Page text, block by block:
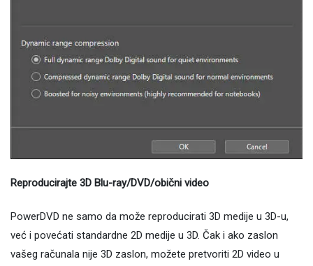
Reproducirajte 3D Blu-ray/DVD/obični video
PowerDVD ne samo da može reproducirati 3D medije u 3D-u,
već i povećati standardne 2D medije u 3D. Čak i ako zaslon
vašeg računala nije 3D zaslon, možete pretvoriti 2D video u